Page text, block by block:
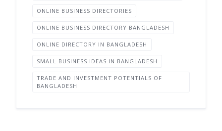
ONLINE BUSINESS DIRECTORIES
ONLINE BUSINESS DIRECTORY BANGLADESH
ONLINE DIRECTORY IN BANGLADESH
SMALL BUSINESS IDEAS IN BANGLADESH
TRADE AND INVESTMENT POTENTIALS OF
BANGLADESH